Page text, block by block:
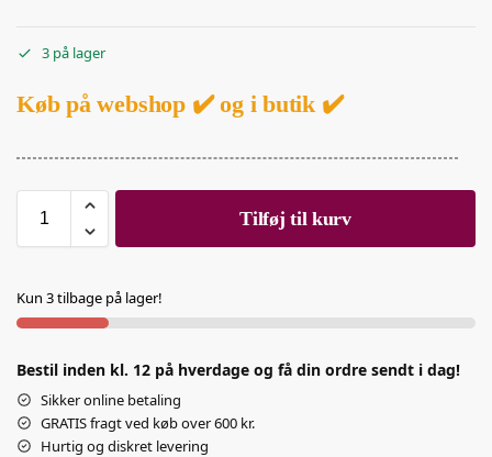
3 på lager
Køb på webshop ✔️ og i butik ✔️
Tilføj til kurv
Kun 3 tilbage på lager!
Bestil inden kl. 12 på hverdage og få din ordre sendt i dag!
Sikker online betaling
GRATIS fragt ved køb over 600 kr.
Hurtig og diskret levering